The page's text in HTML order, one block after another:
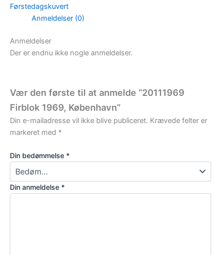
Førstedagskuvert
Anmeldelser (0)
Anmeldelser
Der er endnu ikke nogle anmeldelser.
Vær den første til at anmelde “20111969
Firblok 1969, København”
Din e-mailadresse vil ikke blive publiceret. Krævede felter er
markeret med *
Din bedømmelse *
Din anmeldelse *